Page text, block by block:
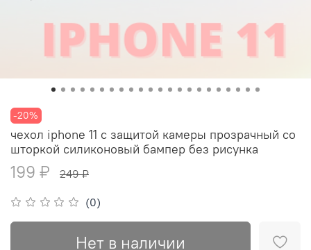
-20%
(0)
чехол iphone 11 с защитой камеры прозрачный со
шторкой силиконовый бампер без рисунка
199 ₽ 249 ₽
Нет в наличии